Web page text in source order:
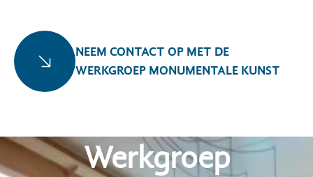
NEEM CONTACT OP MET DE
WERKGROEP MONUMENTALE KUNST
Werkgroep